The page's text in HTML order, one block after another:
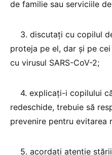
de familie sau serviciile
3. discutaţi cu copilul
proteja pe el, dar şi pe
cu virusul SARS-CoV-2;
4. explicaţi-i copilului
redeschide, trebuie să
prevenire pentru evitarea
5. acordaţi atenţie